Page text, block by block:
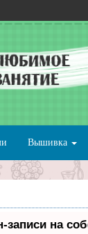
Вышивка
записи на